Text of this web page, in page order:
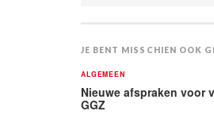
JE BENT MISSCHIEN OOK
ALGEMEEN
Nieuwe afspraken voor
GGZ